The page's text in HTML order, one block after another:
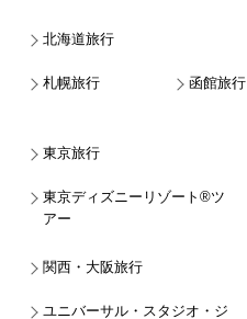
北海道旅行
札幌旅行 函館旅行
東京旅行
東京ディズニーリゾート®ツ
アー
関西・大阪旅行
ユニバーサル・スタジオ・ジ